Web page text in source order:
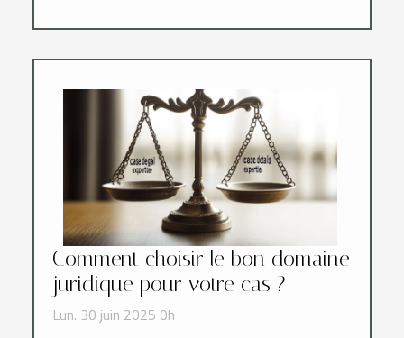
Comment choisir le bon domaine
juridique pour votre cas ?
Lun. 30 juin 2025 0h